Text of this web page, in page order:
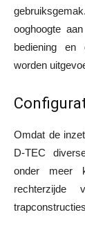
ooghoogte
bediening en
worden
Omdat de
D-TEC
onder meer
rechterzijde